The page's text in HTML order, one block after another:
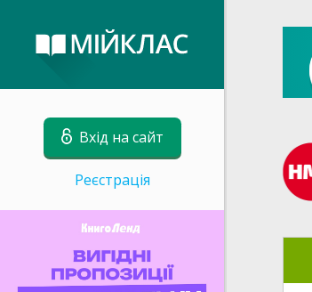
Вхід на сайт
Реєстрація